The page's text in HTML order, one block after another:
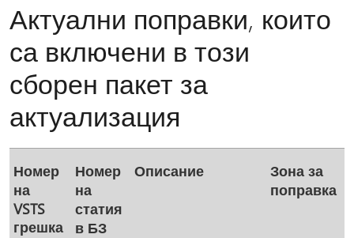
Актуални поправки, които
са включени в този
сборен пакет за
актуализация
Номер
на
VSTS
грешка
Номер
на
статия
в БЗ
Описание
Зона за
поправка